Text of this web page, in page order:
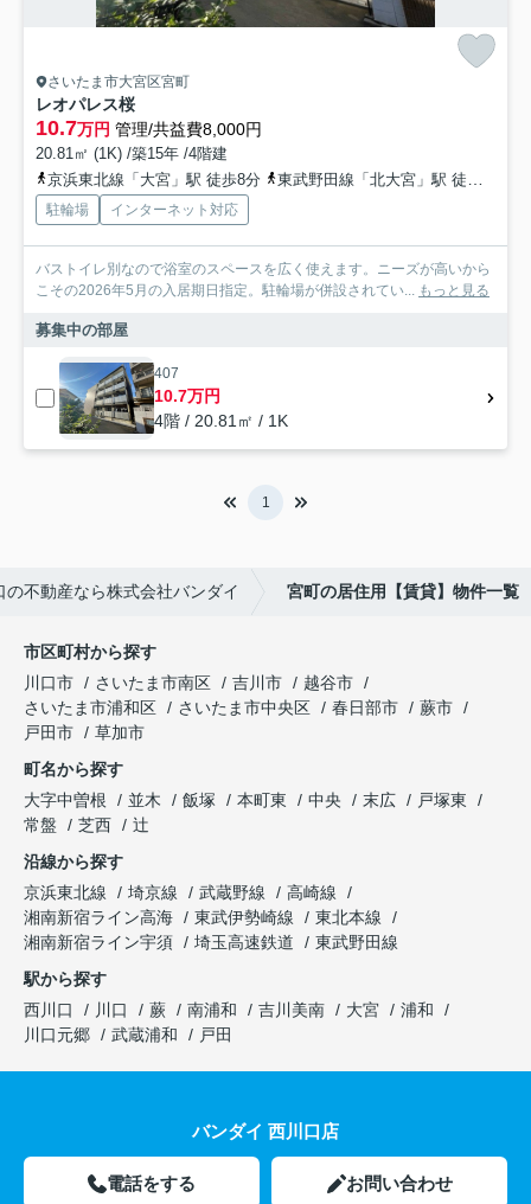
さいたま市大宮区宮町
レオパレス桜
10.7万円 管理/共益費8,000円
20.81㎡ (1K) /築15年 /4階建
京浜東北線「大宮」駅 徒歩8分
東武野田線「北大宮」駅 徒歩12分
駐輪場 インターネット対応
バストイレ別なので浴室のスペースを広く使えます。ニーズが高いから
こその2026年5月の入居期日指定。駐輪場が併設されてい... もっと見る
募集中の部屋
407
10.7万円
4階 / 20.81㎡ / 1K
1
の不動産なら株式会社バンダイ 宮町の居住用【賃貸】物件一覧
市区町村から探す
川口市
さいたま市南区 吉川市
越谷市
さいたま市浦和区
さいたま市中央区 春日部市
蕨市
戸田市
草加市
町名から探す
大字中曽根
並木 飯塚 本町東 中央 末広
戸塚東
常盤
芝西
辻
沿線から探す
京浜東北線
埼京線 武蔵野線
高崎線
湘南新宿ライン高海
東武伊勢崎線
東北本線
湘南新宿ライン宇須
埼玉高速鉄道
東武野田線
駅から探す
西川口
川口 蕨 南浦和 吉川美南 大宮
浦和
川口元郷
武蔵浦和 戸田
バンダイ 西川口店
電話をする お問い合わせ